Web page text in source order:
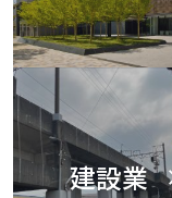
建設業